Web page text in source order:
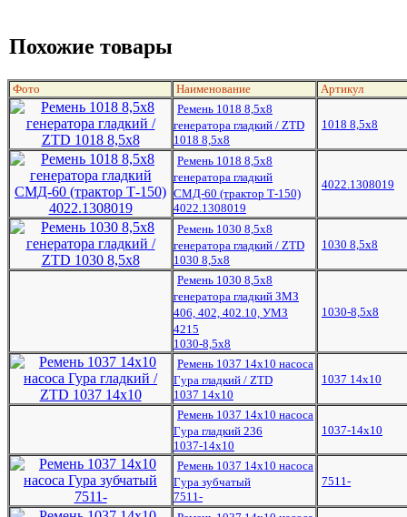
Похожие товары
Фото Наименование
Артикул
Ремень 1018 8,5х8
генератора гладкий / ZTD
1018 8,5x8
1018 8,5x8
Ремень 1018 8,5х8
генератора гладкий
СМД-60 (трактор Т-150)
4022.1308019
4022.1308019
Ремень 1030 8,5х8
генератора гладкий / ZTD
1030 8,5х8
1030 8,5х8
Ремень 1030 8,5х8
генератора гладкий ЗМЗ
406, 402, 402.10, УМЗ
4215
1030-8,5х8
1030-8,5х8
Ремень 1037 14х10 насоса
Гура гладкий / ZTD
1037 14х10
1037 14х10
Ремень 1037 14х10 насоса
Гура гладкий 236
1037-14х10
1037-14х10
Ремень 1037 14х10 насоса
Гура зубчатый
7511-
7511-